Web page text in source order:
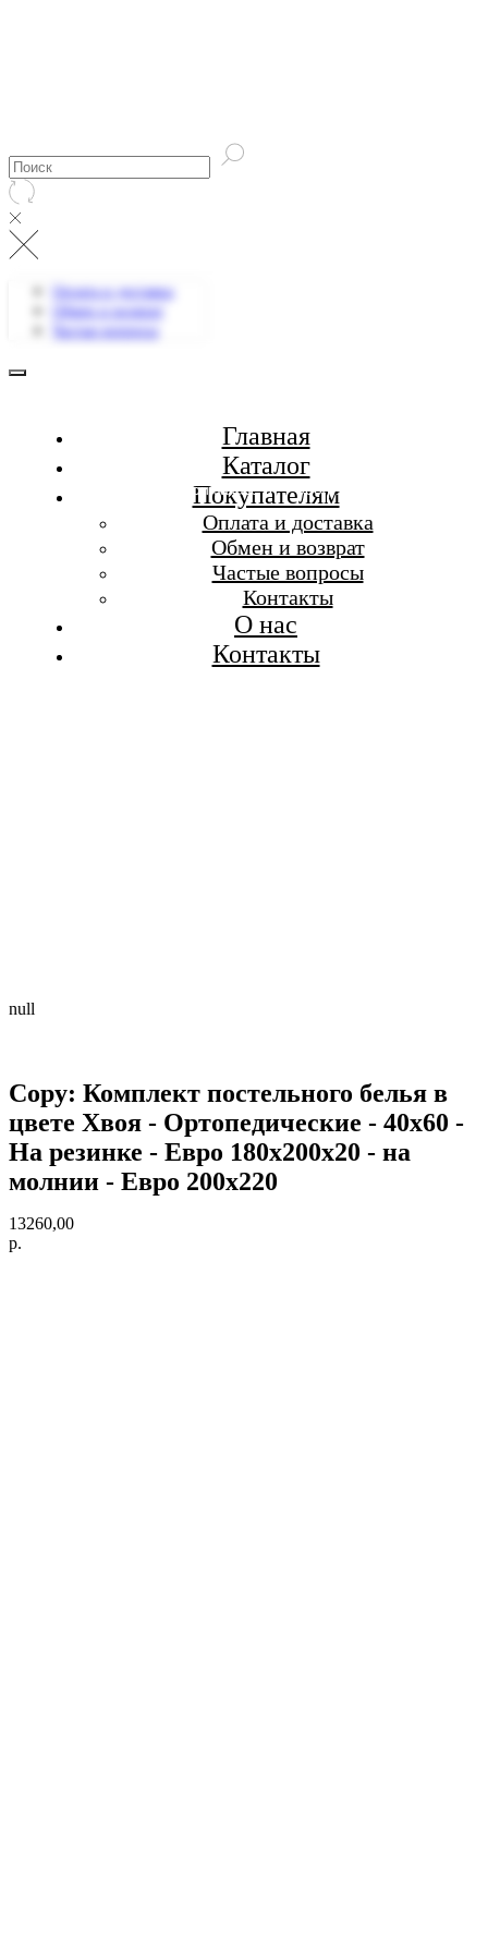
Бесплатная доставка при заказе от 7 000 р.
null
Оплата и доставка
Обмен и возврат
Частые вопросы
Главная
Каталог
Покупателям
Оплата и доставка
Обмен и возврат
Частые вопросы
Контакты
О нас
Контакты
Copy: Комплект постельного белья в
цвете Хвоя - Ортопедические - 40х60 -
На резинке - Евро 180х200х20 - на
молнии - Евро 200х220
13260,00
р.